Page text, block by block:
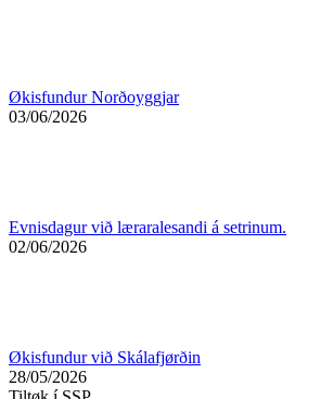
Økisfundur Norðoyggjar
03/06/2026
Evnisdagur við læraralesandi á setrinum.
02/06/2026
Økisfundur við Skálafjørðin
28/05/2026